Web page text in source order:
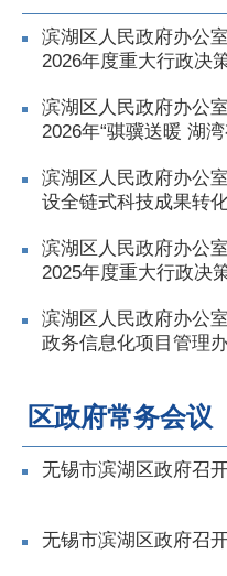
滨湖区人民政府办公
2026年度重大行政决
滨湖区人民政府办公
2026年“骐骥送暖 湖
滨湖区人民政府办公
设全链式科技成果转
滨湖区人民政府办公
2025年度重大行政决
滨湖区人民政府办公
政务信息化项目管理
区政府常务会议
无锡市滨湖区政府召
无锡市滨湖区政府召